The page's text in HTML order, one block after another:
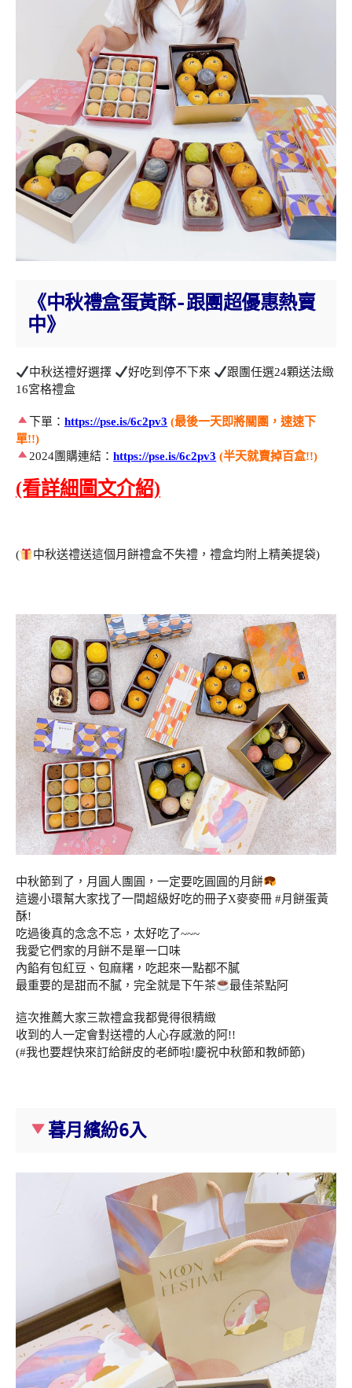
《中秋禮盒蛋黃酥-跟團超優惠熱賣
中》
中秋送禮好選擇 好吃到停不下來
跟團任選24顆送法緻
16宮格禮盒
下單：https://pse.is/6c2pv3 (最後一天即將關團，速速下
單!!)
2024團購連結：https://pse.is/6c2pv3 (半天就賣掉百盒!!)
(看詳細圖文介紹)
( 中秋送禮送這個月餅禮盒不失禮，禮盒均附上精美提袋)
中秋節到了，月圓人團圓，一定要吃圓圓的月餅
這邊小環幫大家找了一間超級好吃的冊子X麥麥冊 #月餅蛋黃
酥!
吃過後真的念念不忘，太好吃了~~~
我愛它們家的月餅不是單一口味
內餡有包紅豆、包麻糬，吃起來一點都不膩
最重要的是甜而不膩，完全就是下午茶
最佳茶點阿
這次推薦大家三款禮盒我都覺得很精緻
收到的人一定會對送禮的人心存感激的阿!!
(#我也要趕快來訂給餅皮的老師啦!慶祝中秋節和教師節)
暮月繽紛6入